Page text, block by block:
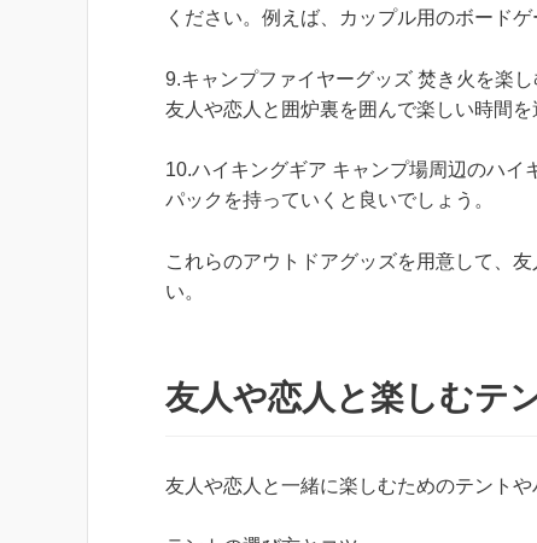
ください。例えば、カップル用のボード
9.キャンプファイヤーグッズ 焚き火を楽
友人や恋人と囲炉裏を囲んで楽しい時間を
10.ハイキングギア キャンプ場周辺のハイ
パックを持っていくと良いでしょう。
これらのアウトドアグッズを用意して、
い。
友人や恋人と楽しむテ
友人や恋人と一緒に楽しむためのテント